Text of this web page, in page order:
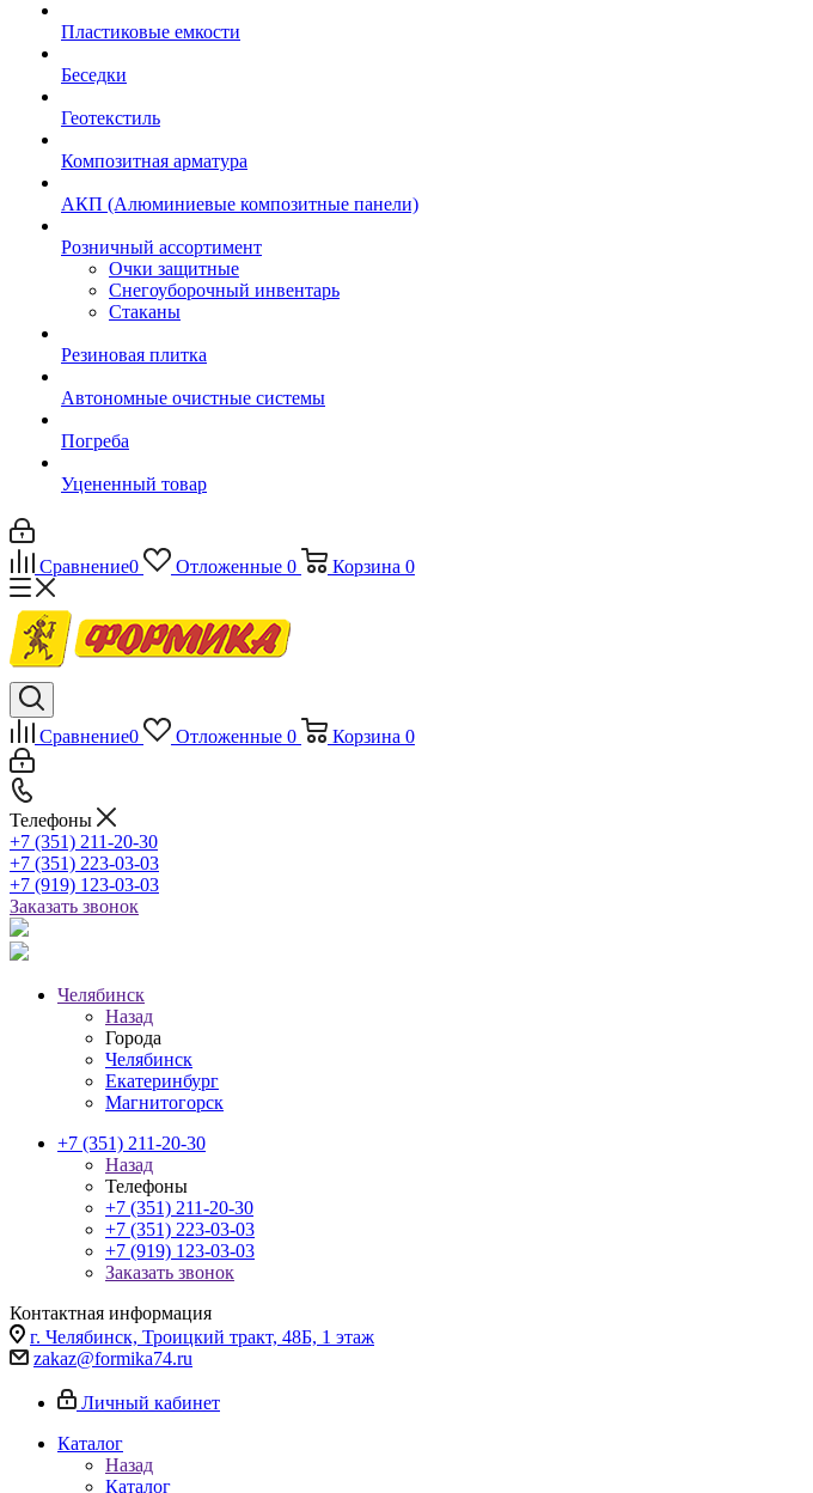
Пластиковые емкости
Беседки
Геотекстиль
Композитная арматура
АКП (Алюминиевые композитные панели)
Розничный ассортимент
Очки защитные
Снегоуборочный инвентарь
Стаканы
Резиновая плитка
Автономные очистные системы
Погреба
Уцененный товар
Сравнение0 Отложенные 0 Корзина 0
Сравнение0 Отложенные 0 Корзина 0
Телефоны
+7 (351) 211-20-30
+7 (351) 223-03-03
+7 (919) 123-03-03
Заказать звонок
Челябинск
Назад
Города
Челябинск
Екатеринбург
Магнитогорск
+7 (351) 211-20-30
Назад
Телефоны
+7 (351) 211-20-30
+7 (351) 223-03-03
+7 (919) 123-03-03
Заказать звонок
Контактная информация
г. Челябинск, Троицкий тракт, 48Б, 1 этаж
zakaz@formika74.ru
Личный кабинет
Каталог
Назад
Каталог